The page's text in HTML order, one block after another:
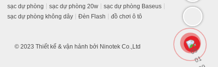
sạc dự phòng
sạc dự phòng 20w
sạc dự phòng Baseus
sạc dự phòng không dây
Đèn Flash đồ chơi ô tô
© 2023 Thiết kế & vận hảnh bởi Ninotek Co.,Ltd